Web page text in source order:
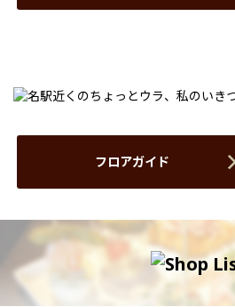
フロアガイド